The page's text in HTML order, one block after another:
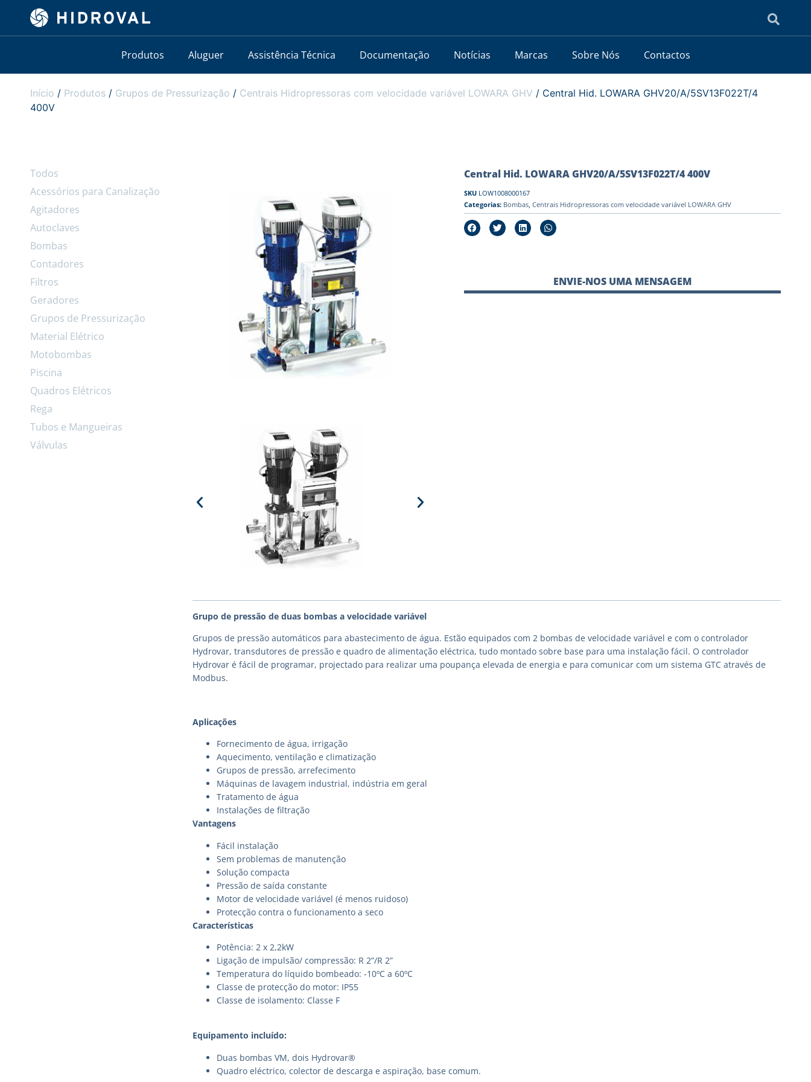
Produtos Aluguer Assistência Técnica Documentação Notícias Marcas Sobre Nós Contactos
Início / Produtos / Grupos de Pressurização / Centrais Hidropressoras com velocidade variável LOWARA GHV / Central Hid. LOWARA GHV20/A/5SV13F022T/4
400V
Todos
Acessórios para Canalização
Agitadores
Autoclaves
Bombas
Contadores
Filtros
Geradores
Grupos de Pressurização
Material Elétrico
Motobombas
Piscina
Quadros Elétricos
Rega
Tubos e Mangueiras
Válvulas
Central Hid. LOWARA GHV20/A/5SV13F022T/4 400V
SKU LOW1008000167
Categorias: Bombas, Centrais Hidropressoras com velocidade variável LOWARA GHV
ENVIE-NOS UMA MENSAGEM
Grupo de pressão de duas bombas a velocidade variável
Grupos de pressão automáticos para abastecimento de água. Estão equipados com 2 bombas de velocidade variável e com o controlador
Hydrovar, transdutores de pressão e quadro de alimentação eléctrica, tudo montado sobre base para uma instalação fácil. O controlador
Hydrovar é fácil de programar, projectado para realizar uma poupança elevada de energia e para comunicar com um sistema GTC através de
Modbus.
Aplicações
Fornecimento de água, irrigação
Aquecimento, ventilação e climatização
Grupos de pressão, arrefecimento
Máquinas de lavagem industrial, indústria em geral
Tratamento de água
Instalações de filtração
Vantagens
Fácil instalação
Sem problemas de manutenção
Solução compacta
Pressão de saída constante
Motor de velocidade variável (é menos ruidoso)
Protecção contra o funcionamento a seco
Características
Potência: 2 x 2,2kW
Ligação de impulsão/ compressão: R 2”/R 2”
Temperatura do líquido bombeado: -10ºC a 60ºC
Classe de protecção do motor: IP55
Classe de isolamento: Classe F
Equipamento incluído:
Duas bombas VM, dois Hydrovar®
Quadro eléctrico, colector de descarga e aspiração, base comum.